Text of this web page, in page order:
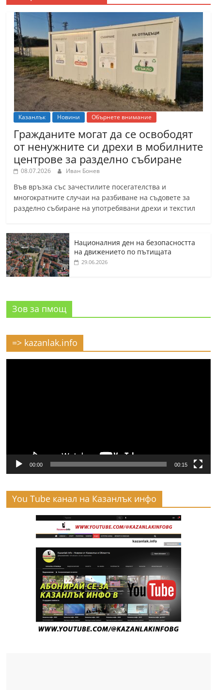
Казанлък Новини Обърнете внимание
Гражданите могат да се освободят
от ненужните си дрехи в мобилните
центрове за разделно събиране
08.07.2026 Иван Бонев
Във връзка със зачестилите посегателства и
многократните случаи на разбиване на съдовете за
разделно събиране на употребявани дрехи и текстил
Националния ден на безопасността
на движението по пътищата
29.06.2026
Зов за пмощ
=> kazanlak.info
00:00 00:15
You Tube канал на Казанлък инфо